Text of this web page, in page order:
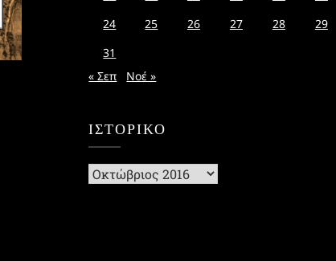
24
25 26 27 28 29
31
« Σεπ
Νοέ »
ΙΣΤΟΡΙΚΌ
Ιστορικό